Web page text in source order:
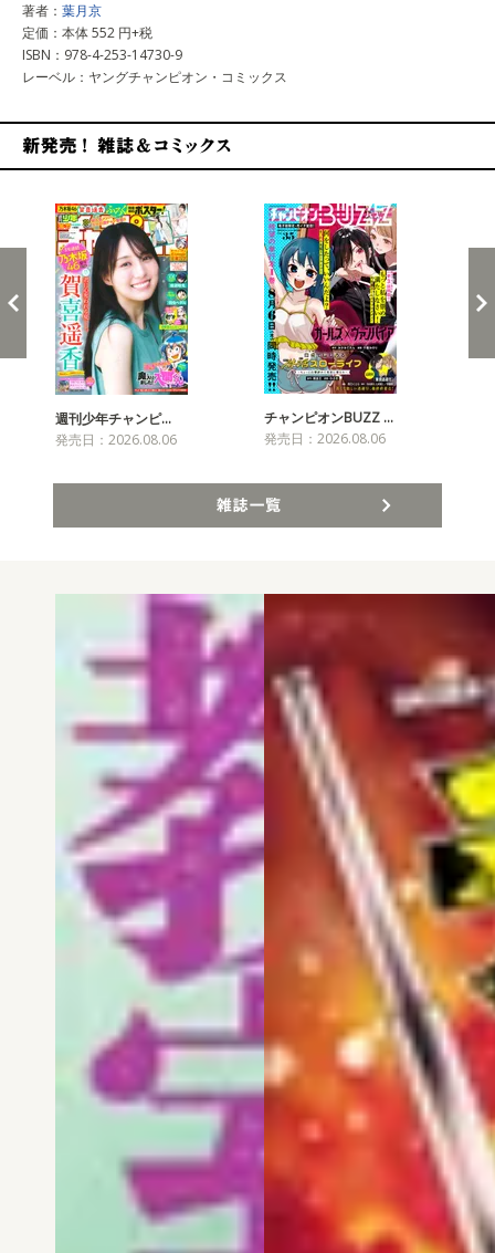
著者： 葉月京
定価：本体 552 円+税
ISBN：978-4-253-14730-9
レーベル：ヤングチャンピオン・コミックス
週刊少年チャンピ…
発売日：2026.08.06
チャンピオンBUZZ …
発売日：2026.08.06